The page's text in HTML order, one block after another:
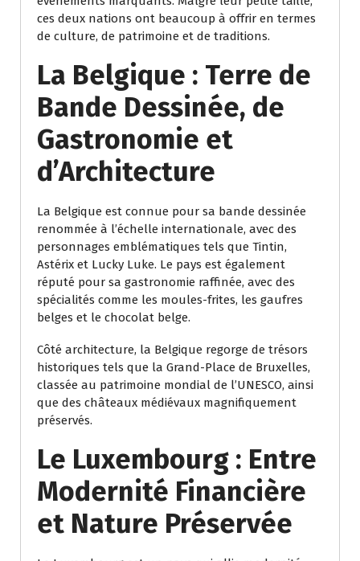
ces deux nations ont beaucoup à offrir en termes
de culture, de patrimoine et de traditions.
La Belgique : Terre de
Bande Dessinée, de
Gastronomie et
d’Architecture
La Belgique est connue pour sa bande dessinée
renommée à l’échelle internationale, avec des
personnages emblématiques tels que Tintin,
Astérix et Lucky Luke. Le pays est également
réputé pour sa gastronomie raffinée, avec des
spécialités comme les moules-frites, les gaufres
belges et le chocolat belge.
Côté architecture, la Belgique regorge de trésors
historiques tels que la Grand-Place de Bruxelles,
classée au patrimoine mondial de l’UNESCO, ainsi
que des châteaux médiévaux magnifiquement
préservés.
Le Luxembourg : Entre
Modernité Financière
et Nature Préservée